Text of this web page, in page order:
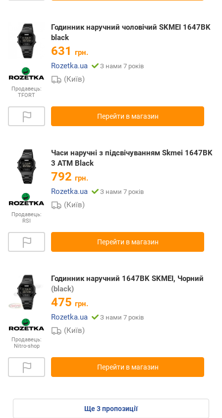
Продавець:
TFORT
Годинник наручний чоловічий SKMEI 1647BK
black
631 грн.
Rozetka.ua
З нами 7 років
(Київ)
Перейти в магазин
Продавець:
RSI
Часи наручні з підсвічуванням Skmei 1647BK
3 ATM Black
792 грн.
Rozetka.ua
З нами 7 років
(Київ)
Перейти в магазин
Продавець:
Nitro-shop
Годинник наручний 1647BK SKMEI, Чорний
(black)
475 грн.
Rozetka.ua
З нами 7 років
(Київ)
Перейти в магазин
ще3пропозиції